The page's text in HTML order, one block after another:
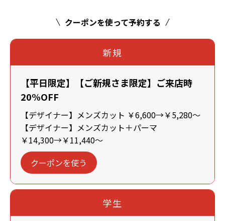
クーポンを使って予約する
新規
【平日限定】【ご新規さま限定】ご来店時
20%OFF
【デザイナー】メンズカット ￥6,600→￥5,280～
【デザイナー】メンズカット＋パーマ
￥14,300→￥11,440～
クーポンを使う
学生